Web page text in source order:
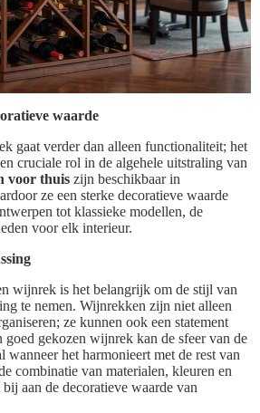
waarde
gaat verder dan alleen functionaliteit; het
cruciale rol in de algehele uitstraling van
voor thuis zijn beschikbaar in
ze een sterke decoratieve waarde
tot klassieke modellen, de
voor elk interieur.
wijnrek is het belangrijk om de stijl van
te nemen. Wijnrekken zijn niet alleen
ze kunnen ook een statement
goed gekozen wijnrek kan de sfeer van de
wanneer het harmonieert met de rest van
combinatie van materialen, kleuren en
aan de decoratieve waarde van